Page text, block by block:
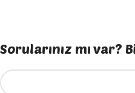
Sorularınız mı var?